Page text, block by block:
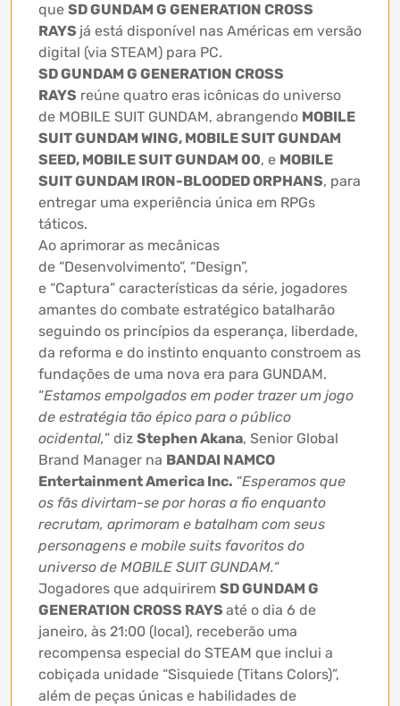
que SD GUNDAM G GENERATION CROSS
RAYS já está disponível nas Américas em versão
digital (via STEAM) para PC.
SD GUNDAM G GENERATION CROSS
RAYS reúne quatro eras icônicas do universo
de MOBILE SUIT GUNDAM, abrangendo MOBILE
SUIT GUNDAM WING, MOBILE SUIT GUNDAM
SEED, MOBILE SUIT GUNDAM 00, e MOBILE
SUIT GUNDAM IRON-BLOODED ORPHANS, para
entregar uma experiência única em RPGs
táticos.
Ao aprimorar as mecânicas
de “Desenvolvimento”, “Design”,
e “Captura” características da série, jogadores
amantes do combate estratégico batalharão
seguindo os princípios da esperança, liberdade,
da reforma e do instinto enquanto constroem as
fundações de uma nova era para GUNDAM.
“Estamos empolgados em poder trazer um jogo
de estratégia tão épico para o público
ocidental,” diz Stephen Akana, Senior Global
Brand Manager na BANDAI NAMCO
Entertainment America Inc. “Esperamos que
os fãs divirtam-se por horas a fio enquanto
recrutam, aprimoram e batalham com seus
personagens e mobile suits favoritos do
universo de MOBILE SUIT GUNDAM.“
Jogadores que adquirirem SD GUNDAM G
GENERATION CROSS RAYS até o dia 6 de
janeiro, às 21:00 (local), receberão uma
recompensa especial do STEAM que inclui a
cobiçada unidade “Sisquiede (Titans Colors)”,
além de peças únicas e habilidades de